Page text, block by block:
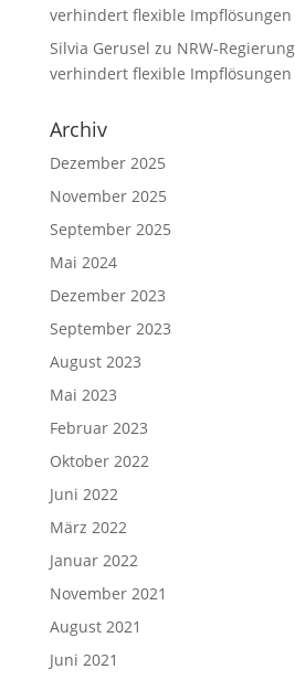
verhindert flexible Impflösungen
Silvia Gerusel zu NRW-
verhindert flexible Impflösungen
Archiv
Dezember 2025
November 2025
September 2025
Mai 2024
Dezember 2023
September 2023
August 2023
Mai 2023
Februar 2023
Oktober 2022
Juni 2022
März 2022
Januar 2022
November 2021
August 2021
Juni 2021